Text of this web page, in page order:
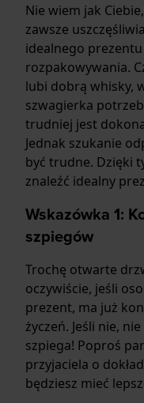
Nie wiem jak
zawsze
idealnego
rozpakowywania.
lubi dobrą whisky,
szwagierka
trudniej jest
Jednak szukanie
być trudne. Dzięki
znaleźć idealny
Wskazówka 1:
szpiegów
Trochę otwarte
oczywiście, jeśli
prezent, ma już
życzeń. Jeśli nie,
szpiega! Poproś
przyjaciela o
będziesz mieć